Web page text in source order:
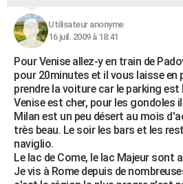
Utilisateur anonyme
16 juil. 2009 à 18:41
Pour Venise allez-y en train de
pour 20minutes et il vous laisse en
prendre la voiture car le parking
Venise est cher, pour les gondoles
Milan est un peu désert au mois
très beau. Le soir les bars et les
naviglio.
Le lac de Come, le lac Majeur sont
Je vis à Rome depuis de